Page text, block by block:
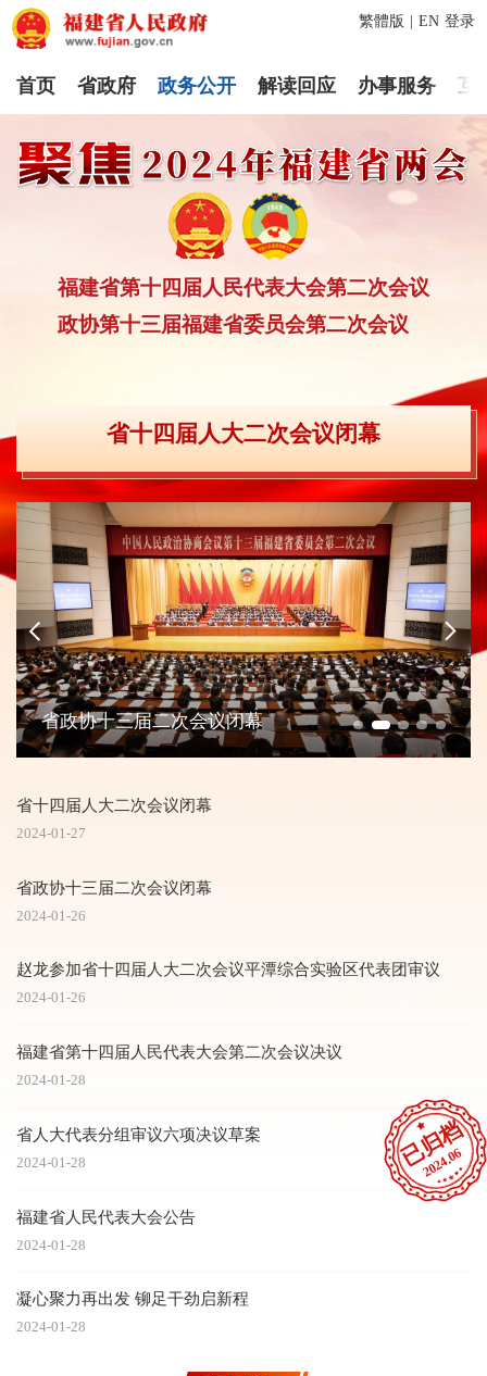
登录
繁體版 EN
首页 省政府 政务公开 解读回应 办事服务 互
已归档
2024.06
福建省第十四届人民代表大会第二次会议
政协第十三届福建省委员会第二次会议
省十四届人大二次会议闭幕
省政协十三届二次会议闭幕
省十四届人大二次会议闭幕
2024-01-27
省政协十三届二次会议闭幕
2024-01-26
赵龙参加省十四届人大二次会议平潭综合实验区代表团审议
2024-01-26
福建省第十四届人民代表大会第二次会议决议
2024-01-28
省人大代表分组审议六项决议草案
2024-01-28
福建省人民代表大会公告
2024-01-28
凝心聚力再出发 铆足干劲启新程
2024-01-28